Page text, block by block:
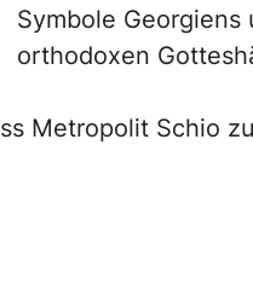
Symbole
orthodoxen
Metropolit Schio